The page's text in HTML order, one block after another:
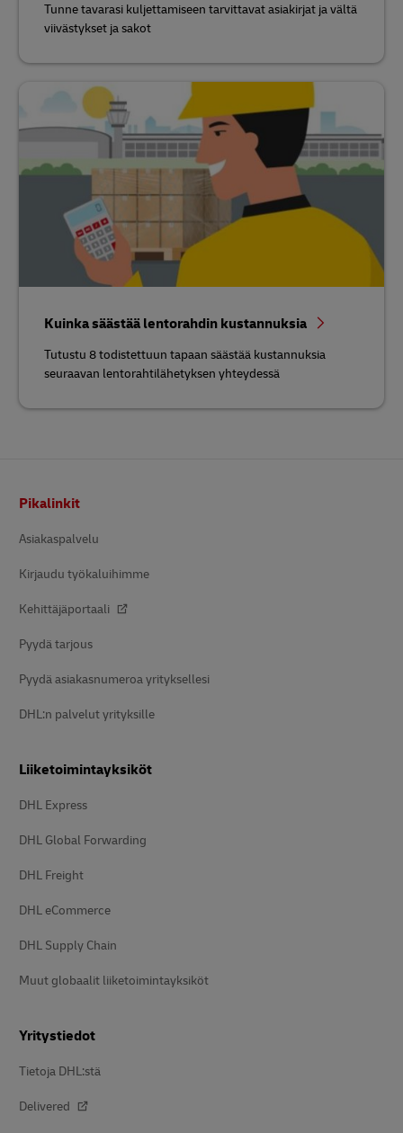
Tunne tavarasi kuljettamiseen tarvittavat asiakirjat ja vältä
viivästykset ja sakot
Kuinka säästää lentorahdin kustannuksia
Tutustu 8 todistettuun tapaan säästää kustannuksia
seuraavan lentorahtilähetyksen yhteydessä
Pikalinkit
Asiakaspalvelu
Kirjaudu työkaluihimme
Kehittäjäportaali
Pyydä tarjous
Pyydä asiakasnumeroa yrityksellesi
DHL:n palvelut yrityksille
Liiketoimintayksiköt
DHL Express
DHL Global Forwarding
DHL Freight
DHL eCommerce
DHL Supply Chain
Muut globaalit liiketoimintayksiköt
Yritystiedot
Tietoja DHL:stä
Delivered